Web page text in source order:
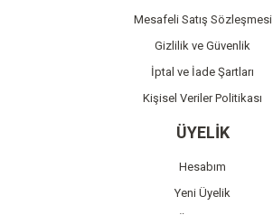
Gönder
Mesafeli Satış Sözleşmesi
Gizlilik ve Güvenlik
İptal ve İade Şartları
Kişisel Veriler Politikası
ÜYELİK
Hesabım
Yeni Üyelik